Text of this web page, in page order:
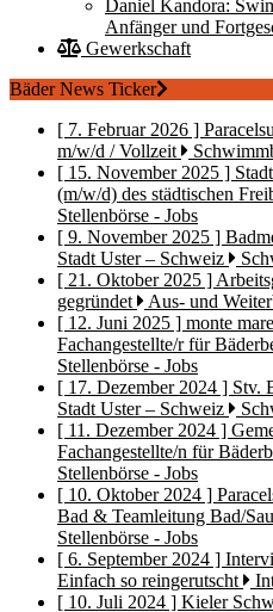
Daniel Kandora:
Anfänger und
Gewerkschaft
Bäder News Ticker
[ 7. Februar 2026 ]
m/w/d / Vollzeit
[ 15. November 2025 ]
(m/w/d) des städtischen
Stellenbörse - Jobs
[ 9. November 2025 ]
Stadt Uster – Schweiz
[ 21. Oktober 2025 ]
gegründet
Aus- und
[ 12. Juni 2025 ] monte
Fachangestellte/r für
Stellenbörse - Jobs
[ 17. Dezember 2024 ] Stv.
Stadt Uster – Schweiz
[ 11. Dezember 2024 ]
Fachangestellte/n für
Stellenbörse - Jobs
[ 10. Oktober 2024 ]
Bad & Teamleitung Bad/
Stellenbörse - Jobs
[ 6. September 2024 ]
Einfach so reingerutscht
[ 10. Juli 2024 ] Kieler